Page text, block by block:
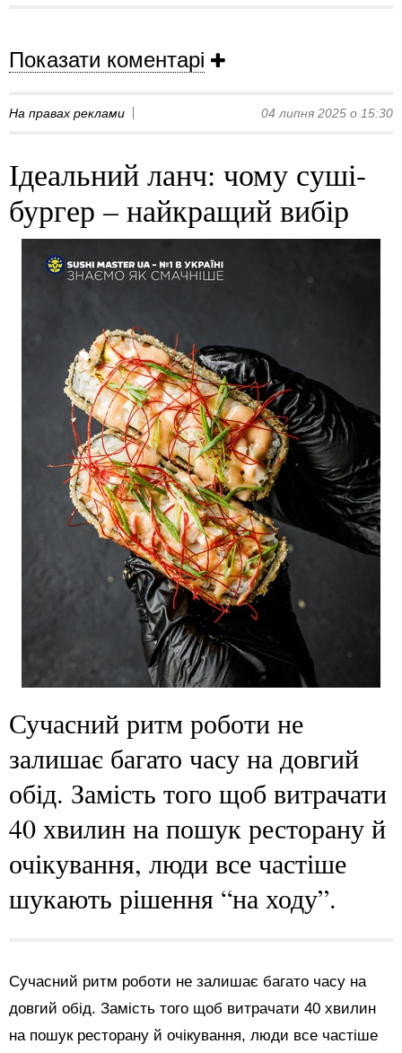
Показати коментарі
На правах реклами 04 липня 2025 о 15:30
Ідеальний ланч: чому суші-
бургер – найкращий вибір
Сучасний ритм роботи не
залишає багато часу на довгий
обід. Замість того щоб витрачати
40 хвилин на пошук ресторану й
очікування, люди все частіше
шукають рішення “на ходу”.
Сучасний ритм роботи не залишає багато часу на
довгий обід. Замість того щоб витрачати 40 хвилин
на пошук ресторану й очікування, люди все частіше